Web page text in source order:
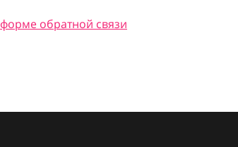
форме обратной связи